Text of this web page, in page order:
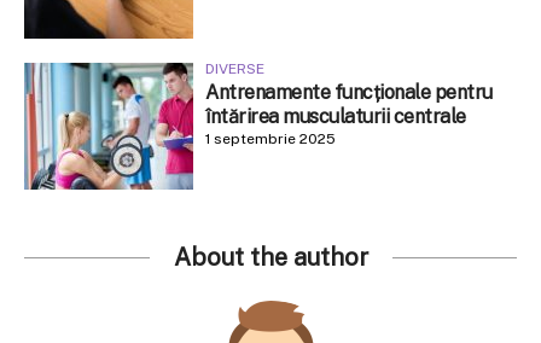
DIVERSE
Antrenamente funcționale pentru
întărirea musculaturii centrale
1 septembrie 2025
About the author